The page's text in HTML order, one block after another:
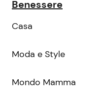
Benessere
Casa
Moda e Style
Mondo Mamma